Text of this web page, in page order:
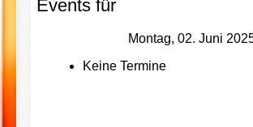
Events für
Montag, 02. Juni
Keine Termine